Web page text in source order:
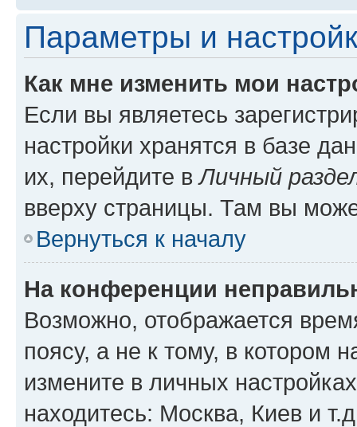
Параметры и
Как мне изменить мои
Если вы являетесь
настройки хранятся в базе
их, перейдите вЛичный
вверху страницы. Там вы
Вернуться к началу
На конференции
Возможно, отображается
поясу, а не к тому, в котором
измените в личных
находитесь: Москва, Киев и